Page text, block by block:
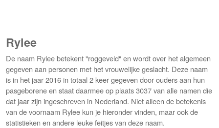
Rylee
De naam Rylee betekent "roggeveld" en wordt over het algemeen
gegeven aan personen met het vrouwelijke geslacht. Deze naam
is in het jaar 2016 in totaal 2 keer gegeven door ouders aan hun
pasgeborene en staat daarmee op plaats 3037 van alle namen die
dat jaar zijn ingeschreven in Nederland. Niet alleen de betekenis
van de voornaam Rylee kun je hieronder vinden, maar ook de
statistieken en andere leuke feitjes van deze naam.